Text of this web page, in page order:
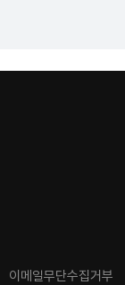
이메일무단수집거부